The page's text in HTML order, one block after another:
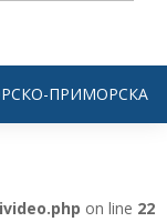
ПРИМОРСКА
on line 22